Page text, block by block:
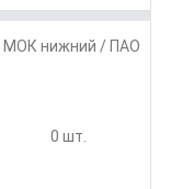
МОК нижний / ПАО
0 шт.